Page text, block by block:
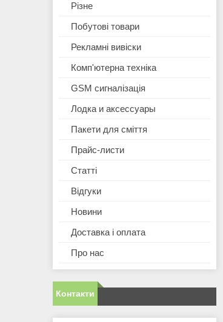
Різне
Побутові товари
Рекламні вивіски
Комп'ютерна техніка
GSM сигналізація
Лодка и аксессуары
Пакети для сміття
Прайс-листи
Статті
Відгуки
Новини
Доставка і оплата
Про нас
Контакти